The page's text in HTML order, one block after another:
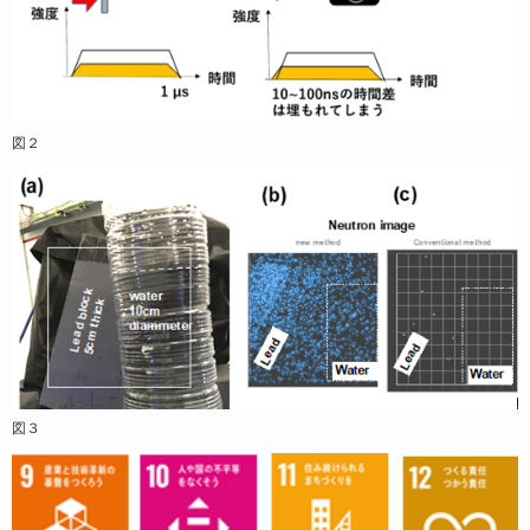
図２
図３